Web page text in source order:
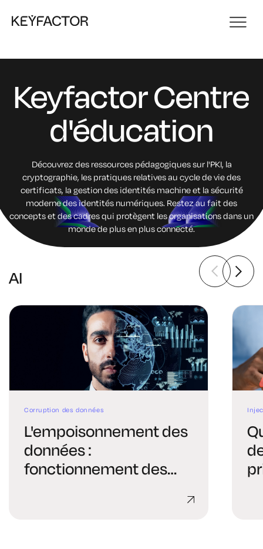
KeyfactorCentre
d'éducation
Découvrez des ressources pédagogiques sur l'PKI, la
cryptographie, les pratiques relatives au cycle de vie des
certificats, la gestion des identités machine et la sécurité
moderne des identités numériques. Restez au fait des
concepts et des cadres qui protègent les organisations dans un
monde de plus en plus connecté.
AI
Corruption des données
L'empoisonnement des
données :
fonctionnement des